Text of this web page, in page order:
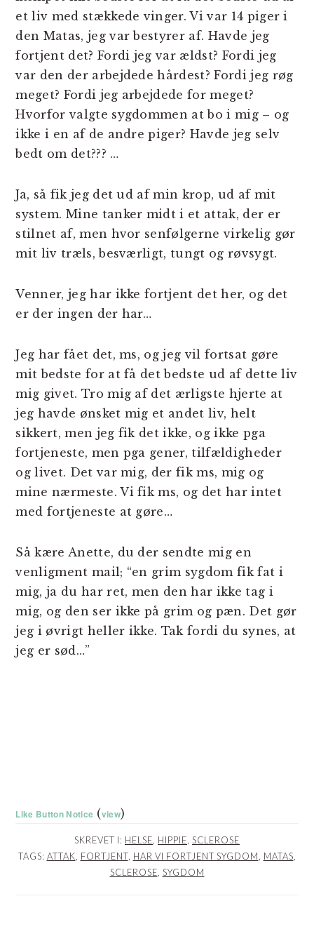
et liv med stækkede vinger. Vi var 14 piger i
den Matas, jeg var bestyrer af. Havde jeg
fortjent det? Fordi jeg var ældst? Fordi jeg
var den der arbejdede hårdest? Fordi jeg røg
meget? Fordi jeg arbejdede for meget?
Hvorfor valgte sygdommen at bo i mig – og
ikke i en af de andre piger? Havde jeg selv
bedt om det??? …
Ja, så fik jeg det ud af min krop, ud af mit
system. Mine tanker midt i et attak, der er
stilnet af, men hvor senfølgerne virkelig gør
mit liv træls, besværligt, tungt og røvsygt.
Venner, jeg har ikke fortjent det her, og det
er der ingen der har…
Jeg har fået det, ms, og jeg vil fortsat gøre
mit bedste for at få det bedste ud af dette liv
mig givet. Tro mig af det ærligste hjerte at
jeg havde ønsket mig et andet liv, helt
sikkert, men jeg fik det ikke, og ikke pga
fortjeneste, men pga gener, tilfældigheder
og livet. Det var mig, der fik ms, mig og
mine nærmeste. Vi fik ms, og det har intet
med fortjeneste at gøre…
Så kære Anette, du der sendte mig en
venligment mail; “en grim sygdom fik fat i
mig, ja du har ret, men den har ikke tag i
mig, og den ser ikke på grim og pæn. Det gør
jeg i øvrigt heller ikke. Tak fordi du synes, at
jeg er sød…”
Like Button Notice (view)
SKREVET I: HELSE HIPPIE SCLEROSE
TAGS: ATTAK FORTJENT, HAR VI FORTJENT SYGDOM MATAS
SCLEROSE SYGDOM